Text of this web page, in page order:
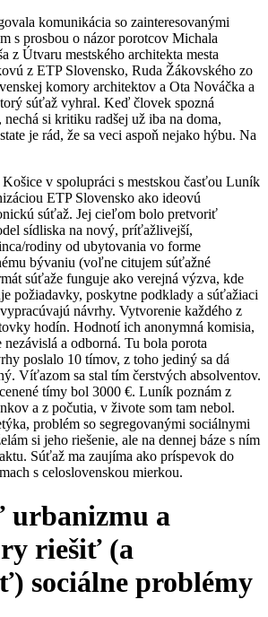
komunikácia so zainteresovanými
s prosbou o názor porotcov Michala
z Útvaru mestského architekta mesta
z ETP Slovensko, Ruda Žákovského zo
komory architektov a Ota Nováčka a
súťaž vyhral. Keď človek spozná
si kritiku radšej už iba na doma,
je rád, že sa veci aspoň nejako hýbu. Na
v spolupráci s mestskou časťou Luník
ETP Slovensko ako ideovú
súťaž. Jej cieľom bolo pretvoriť
sídliska na nový, príťažlivejší,
rodiny od ubytovania vo forme
bývaniu (voľne citujem súťažné
súťaže funguje ako verejná výzva, kde
požiadavky, poskytne podklady a súťažiaci
návrhy. Vytvorenie každého z
hodín. Hodnotí ich anonymná komisia,
a odborná. Tu bola porota
poslalo 10 tímov, z toho jediný sa dá
Víťazom sa stal tím čerstvých absolventov.
tímy bol 3000 €. Luník poznám z
a z počutia, v živote som tam nebol.
problém so segregovanými sociálnymi
si jeho riešenie, ale na dennej báze s ním
Súťaž ma zaujíma ako príspevok do
s celoslovenskou mierkou.
urbanizmu a
riešiť (a
sociálne problémy